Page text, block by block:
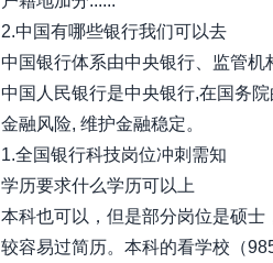
2.中国有哪些银行我们可以去
中国银行体系由中央银行、监管机
中国人民银行是中央银行,在国务
金融风险, 维护金融稳定。
1.全国银行科技岗位冲刺需知
学历要求什么学历可以上
本科也可以，但是部分岗位是硕
较容易过简历。本科的看学校（